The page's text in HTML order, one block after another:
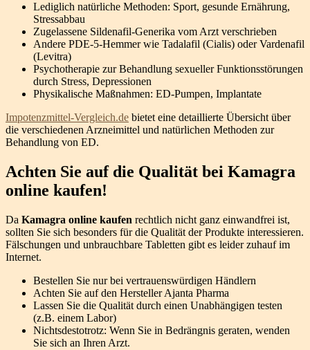
Lediglich natürliche Methoden: Sport, gesunde Ernährung,
Stressabbau
Zugelassene Sildenafil-Generika vom Arzt verschrieben
Andere PDE-5-Hemmer wie Tadalafil (Cialis) oder Vardenafil
(Levitra)
Psychotherapie zur Behandlung sexueller Funktionsstörungen
durch Stress, Depressionen
Physikalische Maßnahmen: ED-Pumpen, Implantate
Impotenzmittel-Vergleich.de bietet eine detaillierte Übersicht über
die verschiedenen Arzneimittel und natürlichen Methoden zur
Behandlung von ED.
Achten Sie auf die Qualität bei Kamagra
online kaufen!
Da Kamagra online kaufen rechtlich nicht ganz einwandfrei ist,
sollten Sie sich besonders für die Qualität der Produkte interessieren.
Fälschungen und unbrauchbare Tabletten gibt es leider zuhauf im
Internet.
Bestellen Sie nur bei vertrauenswürdigen Händlern
Achten Sie auf den Hersteller Ajanta Pharma
Lassen Sie die Qualität durch einen Unabhängigen testen
(z.B. einem Labor)
Nichtsdestotrotz: Wenn Sie in Bedrängnis geraten, wenden
Sie sich an Ihren Arzt.